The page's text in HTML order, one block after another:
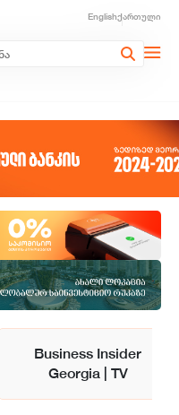
Englishქართული
Business Insider
Georgia | TV